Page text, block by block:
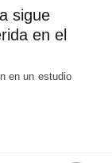
sigue
en el
en un estudio